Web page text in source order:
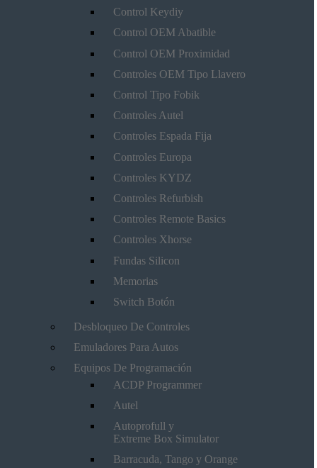
Control Keydiy
Control OEM Abatible
Control OEM Proximidad
Controles OEM Tipo Llavero
Control Tipo Fobik
Controles Autel
Controles Espada Fija
Controles Europa
Controles KYDZ
Controles Refurbish
Controles Remote Basics
Controles Xhorse
Fundas Silicon
Memorias
Switch Botón
Desbloqueo De Controles
Emuladores Para Autos
Equipos De Programación
ACDP Programmer
Autel
Autoprofull y
Extreme Box Simulator
Barracuda, Tango y Orange